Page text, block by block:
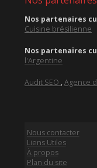
Nos partenaires
Cuisine brésilienne
Nos partenaires
l'Argentine
Audit SEO ,Agence
Nous contacter
Liens Utiles
À propos
Plan du site